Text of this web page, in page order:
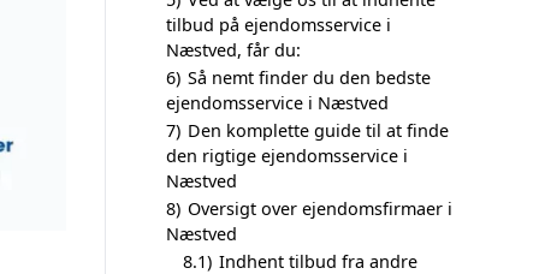
tilbud på ejendomsservice i
Næstved, får du:
6) Så nemt finder du den bedste
ejendomsservice i Næstved
7) Den komplette guide til at finde
den rigtige ejendomsservice i
Næstved
8) Oversigt over ejendomsfirmaer i
Næstved
8.1) Indhent tilbud fra andre